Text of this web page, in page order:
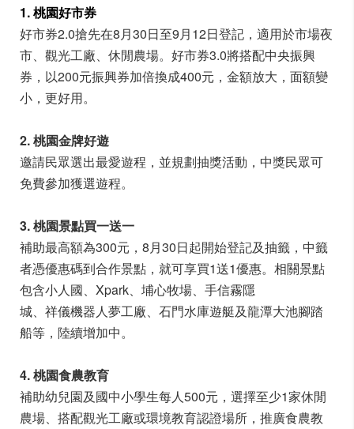
1. 桃園好市券
好市券2.0搶先在8月30日至9月12日登記，適用於市場夜
市、觀光工廠、休閒農場。好市券3.0將搭配中央振興
券，以200元振興券加倍換成400元，金額放大，面額變
小，更好用。
2. 桃園金牌好遊
邀請民眾選出最愛遊程，並規劃抽獎活動，中獎民眾可
免費參加獲選遊程。
3. 桃園景點買一送一
補助最高額為300元，8月30日起開始登記及抽籤，中籤
者憑優惠碼到合作景點，就可享買1送1優惠。相關景點
包含小人國、Xpark、埔心牧場、手信霧隱
城、祥儀機器人夢工廠、石門水庫遊艇及龍潭大池腳踏
船等，陸續增加中。
4. 桃園食農教育
補助幼兒園及國中小學生每人500元，選擇至少1家休閒
農場、搭配觀光工廠或環境教育認證場所，推廣食農教